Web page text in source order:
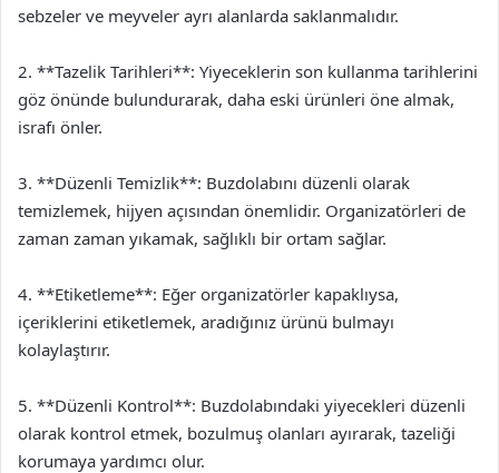
sebzeler ve meyveler ayrı alanlarda saklanmalıdır.
2. **Tazelik Tarihleri**: Yiyeceklerin son kullanma tarihlerini
göz önünde bulundurarak, daha eski ürünleri öne almak,
israfı önler.
3. **Düzenli Temizlik**: Buzdolabını düzenli olarak
temizlemek, hijyen açısından önemlidir. Organizatörleri de
zaman zaman yıkamak, sağlıklı bir ortam sağlar.
4. **Etiketleme**: Eğer organizatörler kapaklıysa,
içeriklerini etiketlemek, aradığınız ürünü bulmayı
kolaylaştırır.
5. **Düzenli Kontrol**: Buzdolabındaki yiyecekleri düzenli
olarak kontrol etmek, bozulmuş olanları ayırarak, tazeliği
korumaya yardımcı olur.